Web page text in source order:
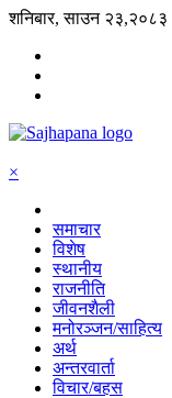
शनिबार, साउन २३,२०८३
×
समाचार
विशेष
स्थानीय
राजनीति
जीवनशैली
मनोरञ्जन/साहित्य
अर्थ
अन्तरवार्ता
विचार/बहस